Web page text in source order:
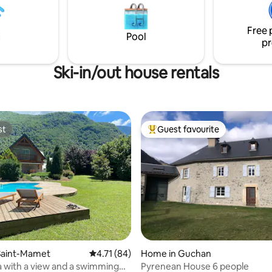
à toutes les activités. Un
pour se retrouver, respirer
pleinement de la montagne.
Pool
Free
Ski-in/out house rentals
13 reviews
Mamet 4.71 out of 5 average rating, 84 reviews
4.71 (84)
with a view and a swimming
Top guest favourite
Guest favourite
Home in Guchan
Pyrenean House 6 people